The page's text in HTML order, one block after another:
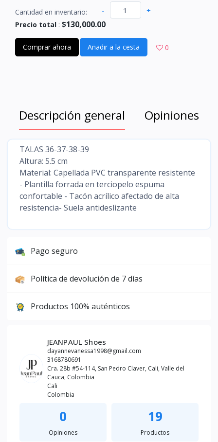
Cantidad en inventario: - +
Precio total : $130,000.00
Comprar ahora Añadir a la cesta 0
Descripción general Opiniones
TALAS 36-37-38-39
Altura: 5.5 cm
Material: Capellada PVC transparente resistente
- Plantilla forrada en terciopelo espuma
confortable - Tacón acrílico afectado de alta
resistencia- Suela antideslizante
Pago seguro
Política de devolución de 7 días
Productos 100% auténticos
JEANPAUL Shoes
dayannevanessa1998@gmail.com
3168780691
Cra. 28b #54-114, San Pedro Claver, Cali, Valle del
Cauca, Colombia
Cali
Colombia
0
Opiniones
19
Productos